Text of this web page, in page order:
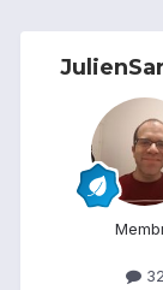
32